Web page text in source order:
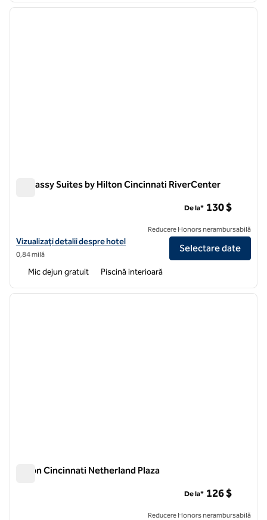
1 din 12
Embassy Suites by Hilton Cincinnati RiverCenter
Vizualizați detaliile hotelului pentru Embassy Suites by Hilton
Vizualizați detalii despre hotel
0,84 milă
De la* 130 $
Reducere Honors nerambursabilă
Selectare date
Mic dejun gratuit Piscină interioară
1 din 12
Hilton Cincinnati Netherland Plaza
De la* 126 $
Reducere Honors nerambursabilă